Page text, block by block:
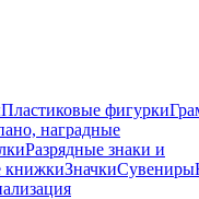
Пластиковые фигурки
наградные
Разрядные знаки и
книжкиЗначкиСувениры